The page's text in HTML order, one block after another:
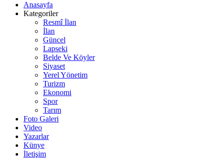
Anasayfa
Kategoriler
Resmî İlan
İlan
Güncel
Lapseki
Belde Ve Köyler
Siyaset
Yerel Yönetim
Turizm
Ekonomi
Spor
Tarım
Foto Galeri
Video
Yazarlar
Künye
İletişim